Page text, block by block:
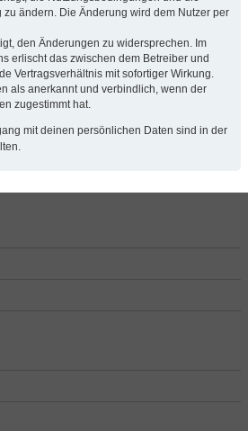
zu ändern. Die Änderung wird dem Nutzer per
den Änderungen zu widersprechen. Im
erlischt das zwischen dem Betreiber und
Vertragsverhältnis mit sofortiger Wirkung.
als anerkannt und verbindlich, wenn der
zugestimmt hat.
mit deinen persönlichen Daten sind in der